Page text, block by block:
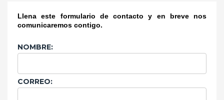
Llena este formulario de contacto y en breve nos
comunicaremos contigo.
NOMBRE:
CORREO: